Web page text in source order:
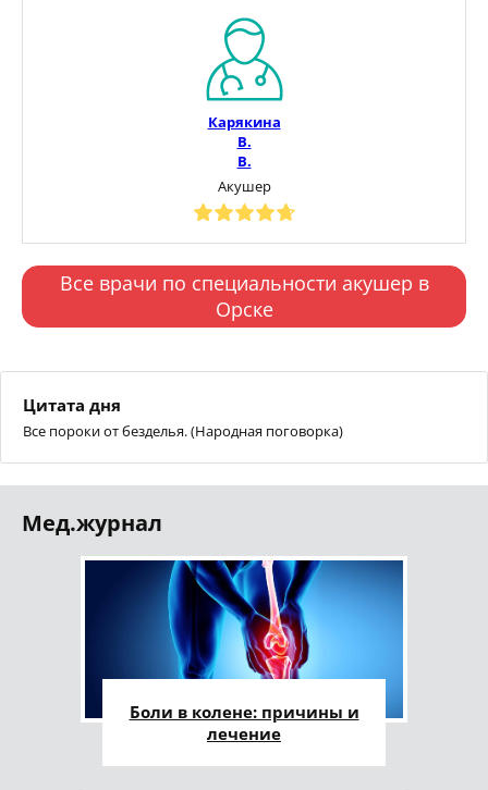
Карякина
В.
В.
Акушер
Все врачи по специальности акушер в
Орске
Цитата дня
Все пороки от безделья. (Народная поговорка)
Мед.журнал
Боли в колене: причины и
лечение